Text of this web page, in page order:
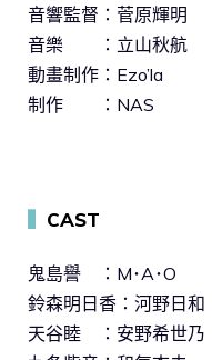
音響監督：菅原輝明
音樂 ：立山秋航
動畫制作：Ezo’la
制作 ：NAS
CAST
鬼島譽 ：M･A･O
鈴森明日香：河野日和
天谷睦 ：安野希世乃